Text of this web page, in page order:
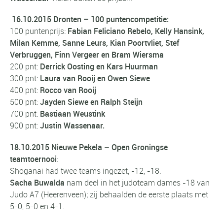
16.10.2015 Dronten – 100 puntencompetitie:
100 puntenprijs: Fabian Feliciano Rebelo, Kelly Hansink,
Milan Kemme, Sanne Leurs, Kian Poortvliet, Stef
Verbruggen, Finn Vergeer en Bram Wiersma
200 pnt: Derrick Oosting en Kars Huurman
300 pnt: Laura van Rooij en Owen Siewe
400 pnt: Rocco van Rooij
500 pnt:Jayden Siewe en Ralph Steijn
700 pnt: Bastiaan Weustink
900 pnt:Justin Wassenaar.
18.10.2015 Nieuwe Pekela – Open Groningse
teamtoernooi:
Shoganai had twee teams ingezet, -12, -18.
Sacha Buwalda nam deel in het judoteam dames -18 van
Judo A7 (Heerenveen); zij behaalden de eerste plaats met
5-0, 5-0 en 4-1.